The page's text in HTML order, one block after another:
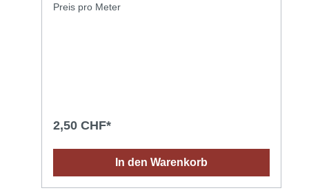
Preis pro Meter
2,50 CHF*
In den Warenkorb